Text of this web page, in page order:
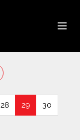
28 29 30